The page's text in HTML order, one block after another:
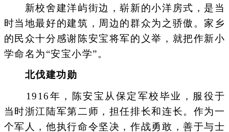
新校舍建洋屿街边，崭新的小洋房式，是当
时当地最好的建筑，周边的群众为之骄傲。家乡
的民众十分感谢陈安宝将军的义举，就把作新小
学命名为“安宝小学”。
北伐建功勋
1916年，陈安宝从保定军校毕业，服役于
当时浙江陆军第二师，担任排长和连长。作为一
个军人，他执行命令坚决，作战勇敢，善于与士